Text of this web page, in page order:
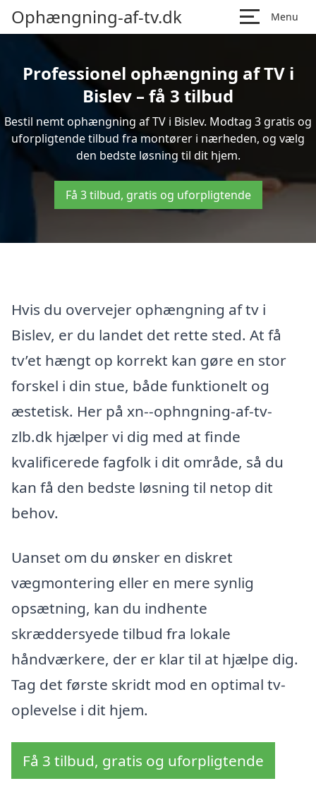
Ophængning-af-tv.dk Menu
Professionel ophængning af TV i
Bislev – få 3 tilbud
Bestil nemt ophængning af TV i Bislev. Modtag 3 gratis og
uforpligtende tilbud fra montører i nærheden, og vælg
den bedste løsning til dit hjem.
Få 3 tilbud, gratis og uforpligtende
Hvis du overvejer ophængning af tv i
Bislev, er du landet det rette sted. At få
tv’et hængt op korrekt kan gøre en stor
forskel i din stue, både funktionelt og
æstetisk. Her på xn--ophngning-af-tv-
zlb.dk hjælper vi dig med at finde
kvalificerede fagfolk i dit område, så du
kan få den bedste løsning til netop dit
behov.
Uanset om du ønsker en diskret
vægmontering eller en mere synlig
opsætning, kan du indhente
skræddersyede tilbud fra lokale
håndværkere, der er klar til at hjælpe dig.
Tag det første skridt mod en optimal tv-
oplevelse i dit hjem.
Få 3 tilbud, gratis og uforpligtende